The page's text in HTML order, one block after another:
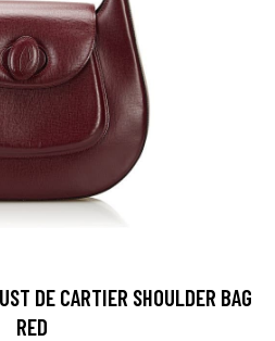
DE CARTIER SHOULDER BAG
RED